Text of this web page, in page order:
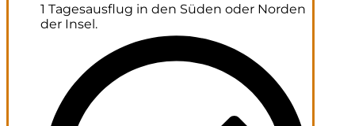
1 Tagesausflug in den Süden oder Norden
der Insel.